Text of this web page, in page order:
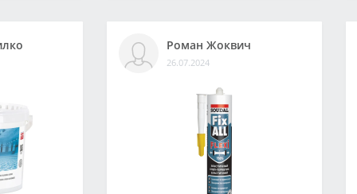
Роман Жоквич
26.07.2024